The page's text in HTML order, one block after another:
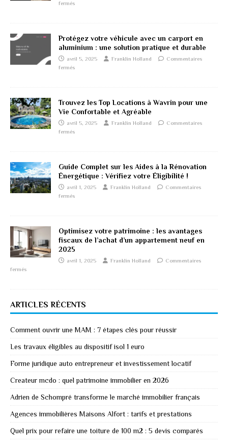
fermés
Protégez votre véhicule avec un carport en
aluminium : une solution pratique et durable
avril 5, 2025 Franklin Holland
Commentaires
fermés
Trouvez les Top Locations à Wavrin pour une
Vie Confortable et Agréable
avril 5, 2025 Franklin Holland
Commentaires
fermés
Guide Complet sur les Aides à la Rénovation
Énergétique : Vérifiez votre Éligibilité !
avril 1, 2025 Franklin Holland
Commentaires
fermés
Optimisez votre patrimoine : les avantages
fiscaux de l’achat d’un appartement neuf en
2025
avril 1, 2025 Franklin Holland
Commentaires
fermés
ARTICLES RÉCENTS
Comment ouvrir une MAM : 7 étapes clés pour réussir
Les travaux éligibles au dispositif isol 1 euro
Forme juridique auto entrepreneur et investissement locatif
Createur mcdo : quel patrimoine immobilier en 2026
Adrien de Schompré transforme le marché immobilier français
Agences immobilières Maisons Alfort : tarifs et prestations
Quel prix pour refaire une toiture de 100 m2 : 5 devis comparés